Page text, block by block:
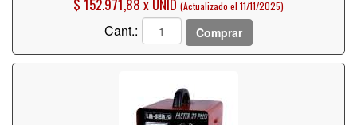
$ 152.971,88 x UNID (Actualizado el 11/11/2025)
Cant.: Comprar